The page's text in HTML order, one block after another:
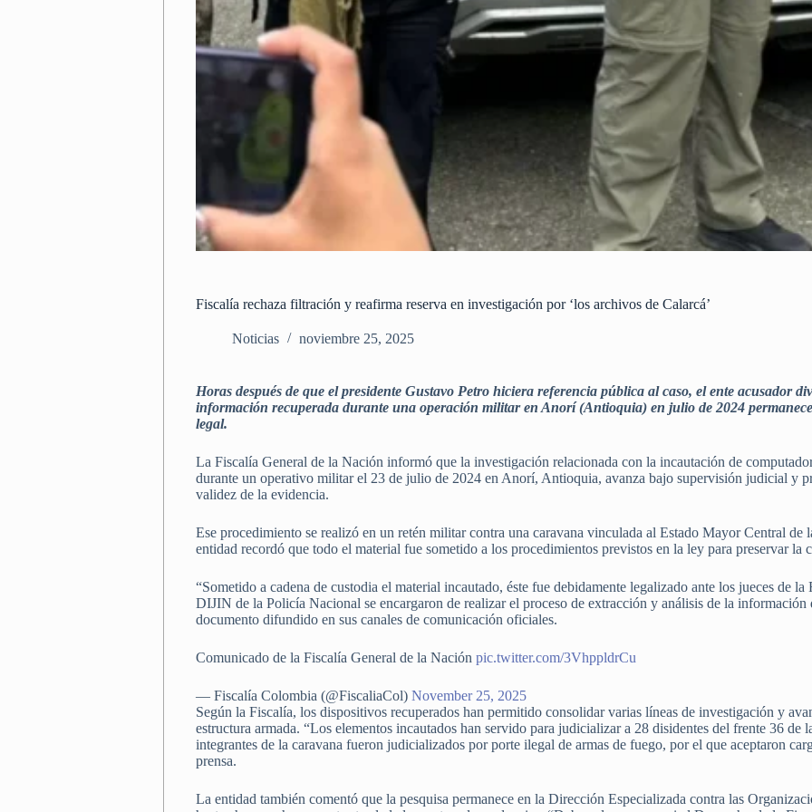
Fiscalía rechaza filtración y reafirma reserva en investigación por ‘los archivos de Calarcá’
Noticias noviembre 25, 2025
Horas después de que el presidente Gustavo Petro hiciera referencia pública al caso, el ente acusador
información recuperada durante una operación militar en Anorí (Antioquia) en julio de 2024
legal.
La Fiscalía General de la Nación informó que la investigación relacionada con la incautación de
durante un operativo militar el 23 de julio de 2024 en Anorí, Antioquia, avanza bajo supervisión judicial y
validez de la evidencia.
Ese procedimiento se realizó en un retén militar contra una caravana vinculada al Estado Mayor Central de
entidad recordó que todo el material fue sometido a los procedimientos previstos en la ley para preservar la
“Sometido a cadena de custodia el material incautado, éste fue debidamente legalizado ante los jueces de
DIJIN de la Policía Nacional se encargaron de realizar el proceso de extracción y análisis de la información
documento difundido en sus canales de comunicación oficiales.
Comunicado de la Fiscalía General de la Naciónpic.twitter.com/3VhppldrCu
— Fiscalía Colombia (@FiscaliaCol)November 25, 2025
Según la Fiscalía, los dispositivos recuperados han permitido consolidar varias líneas de investigación y
estructura armada. “Los elementos incautados han servido para judicializar a 28 disidentes del frente 36 de
integrantes de la caravana fueron judicializados por porte ilegal de armas de fuego, por el que aceptaron
prensa.
La entidad también comentó que la pesquisa permanece en la Dirección Especializada contra las